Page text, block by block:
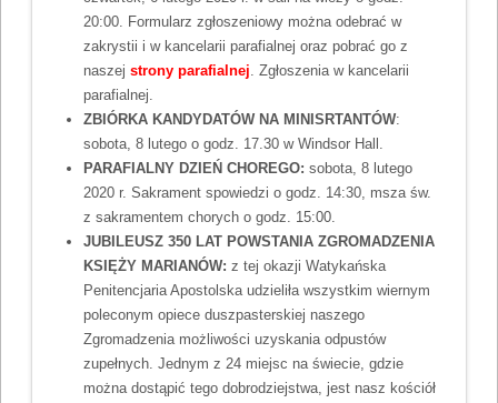
20:00. Formularz zgłoszeniowy można odebrać w
zakrystii i w kancelarii parafialnej oraz pobrać go z
naszejstrony parafialnej. Zgłoszenia w kancelarii
parafialnej.
ZBIÓRKA KANDYDATÓW NA MINISRTANTÓW:
sobota, 8 lutego o godz. 17.30 w Windsor Hall.
PARAFIALNY DZIEŃ CHOREGO:sobota, 8 lutego
2020 r. Sakrament spowiedzi o godz. 14:30, msza św.
z sakramentem chorych o godz. 15:00.
JUBILEUSZ 350 LAT POWSTANIA ZGROMADZENIA
KSIĘŻY MARIANÓW: z tej okazji Watykańska
Penitencjaria Apostolska udzieliła wszystkim wiernym
poleconym opiece duszpasterskiej naszego
Zgromadzenia możliwości uzyskania odpustów
zupełnych. Jednym z 24 miejsc na świecie, gdzie
można dostąpić tego dobrodziejstwa, jest nasz kościół